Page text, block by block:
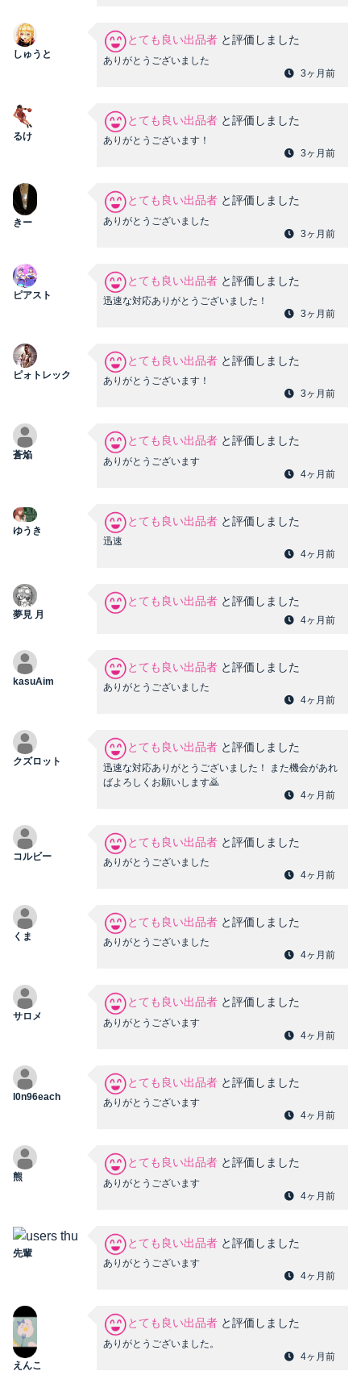
しゅうと
とても良い出品者 と評価しました
ありがとうございました
3ヶ月前
るけ
とても良い出品者 と評価しました
ありがとうございます！
3ヶ月前
きー
とても良い出品者 と評価しました
ありがとうございました
3ヶ月前
ピアスト
とても良い出品者 と評価しました
迅速な対応ありがとうございました！
3ヶ月前
ピォトレック
とても良い出品者 と評価しました
ありがとうございます！
3ヶ月前
蒼焔
とても良い出品者 と評価しました
ありがとうございます
4ヶ月前
ゆうき
とても良い出品者 と評価しました
迅速
4ヶ月前
夢見 月
とても良い出品者 と評価しました
4ヶ月前
kasuAim
とても良い出品者 と評価しました
ありがとうございました
4ヶ月前
クズロット
とても良い出品者 と評価しました
迅速な対応ありがとうございました！ また機会があれ
ばよろしくお願いします🙇
4ヶ月前
コルビー
とても良い出品者 と評価しました
ありがとうございました
4ヶ月前
くま
とても良い出品者 と評価しました
ありがとうございました
4ヶ月前
サロメ
とても良い出品者 と評価しました
ありがとうございます
4ヶ月前
l0n96each
とても良い出品者 と評価しました
ありがとうございます
4ヶ月前
熊
とても良い出品者 と評価しました
ありがとうございます
4ヶ月前
先輩
とても良い出品者 と評価しました
ありがとうございます
4ヶ月前
えんこ
とても良い出品者 と評価しました
ありがとうございました。
4ヶ月前